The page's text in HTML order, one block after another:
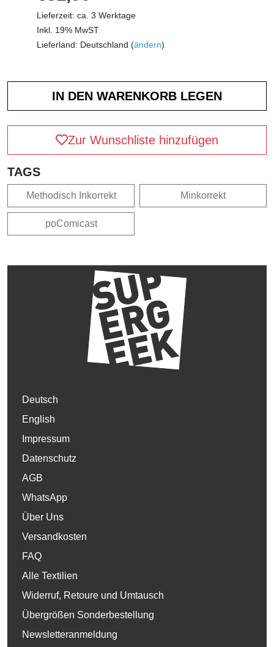
Lieferzeit: ca. 3 Werktage
Inkl. 19% MwST
Lieferland: Deutschland (ändern)
Zur Wunschliste hinzufügen
TAGS
Methodisch Inkorrekt Minkorrekt
poComicast
Deutsch
English
Impressum
Datenschutz
AGB
WhatsApp
Über Uns
Versandkosten
FAQ
Alle Textilien
Widerruf, Retoure und Umtausch
Übergrößen Sonderbestellung
Newsletteranmeldung